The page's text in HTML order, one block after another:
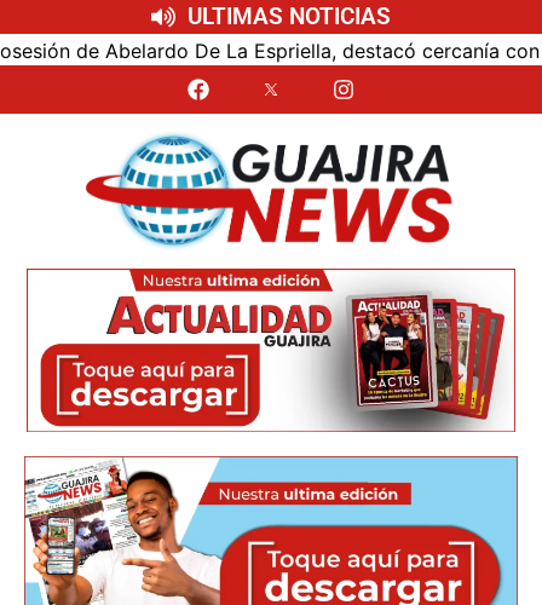
ULTIMAS NOTICIAS
de Abelardo De La Espriella, destacó cercanía con el